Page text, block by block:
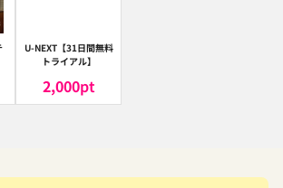
U-NEXT【31日間無料
トライアル】
2,000pt